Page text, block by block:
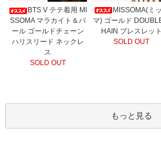
BTS V テテ着用 MI
SSOMA マラカイト＆パ
ール ゴールドチェーン
ハリスリード ネックレ
ス
SOLD OUT
MISSOMA(ミ
マ) ゴールド
HAIN ブレスレット
SOLD OUT
もっと見る